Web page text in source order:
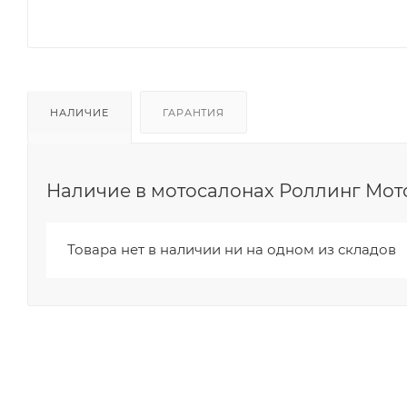
НАЛИЧИЕ ГАРАНТИЯ
Наличие в мотосалонах Роллинг
Товара нет в наличии ни на одном из складов